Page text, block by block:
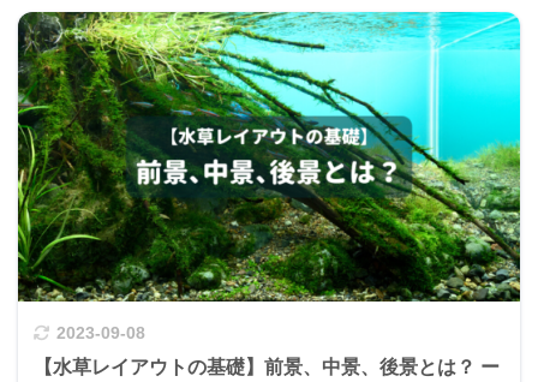
2023-09-08
【水草レイアウトの基礎】前景、中景、後景とは？ ー